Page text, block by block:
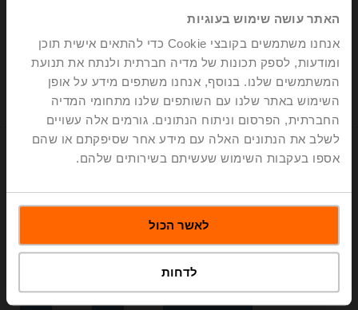
האתר עושה שימוש בעוגיות
אנחנו משתמשים בקובצי Cookie כדי להתאים אישית תוכן
ומודעות, לספק תכונות של מדיה חברתית ולנתח את תנועת
המשתמשים שלנו. בנוסף, אנחנו משתפים מידע על אופן
השימוש באתר שלנו עם השותפים שלנו מתחומי המדיה
החברתית, הפרסום וניתוח הנתונים. גורמים אלה עשויים
לשלב את הנתונים האלה עם מידע אחר שסיפקתם או שהם
אספו בעקבות השימוש שעשיתם בשירותים שלהם.
לאשר הכול
לדחות
Add to Cart
Add to Project List
Please contact your local Sales Representative for
ordering.
Rotary actuator, 40 Nm, AC/DC 24 V, Open/close, 150 s,
Add to Cart